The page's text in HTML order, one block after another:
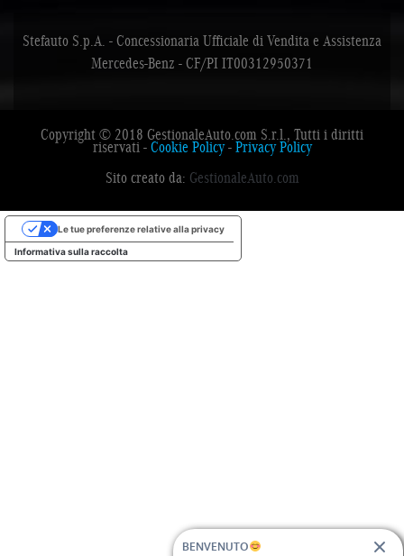
Stefauto S.p.A. - Concessionaria Ufficiale di Vendita e Assistenza
Mercedes-Benz - CF/PI IT00312950371
Copyright © 2018 GestionaleAuto.com S.r.l., Tutti i diritti
riservati -Cookie Policy-Privacy Policy
Sito creato da: GestionaleAuto.com
BENVENUTO
Informativa sulla raccolta
Le tue preferenze relative alla privacy